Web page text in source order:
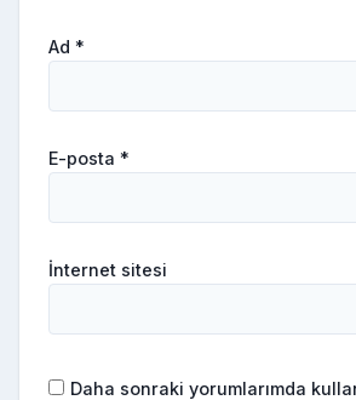
Ad *
E-posta *
İnternet sitesi
Daha sonraki yorumlarımda